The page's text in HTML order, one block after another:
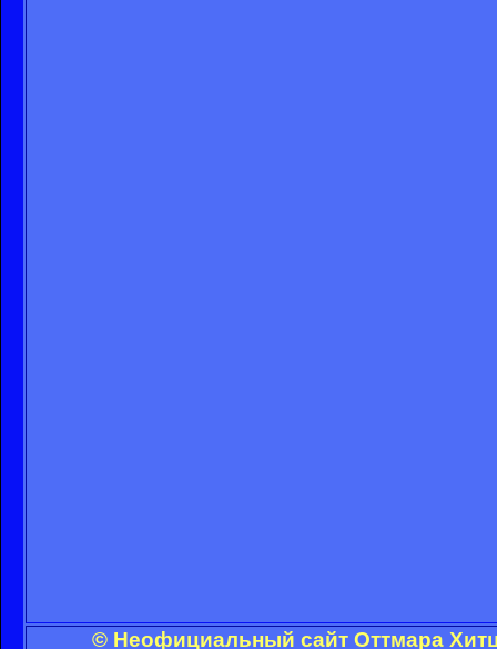
© Неофициальный сайт Оттмара